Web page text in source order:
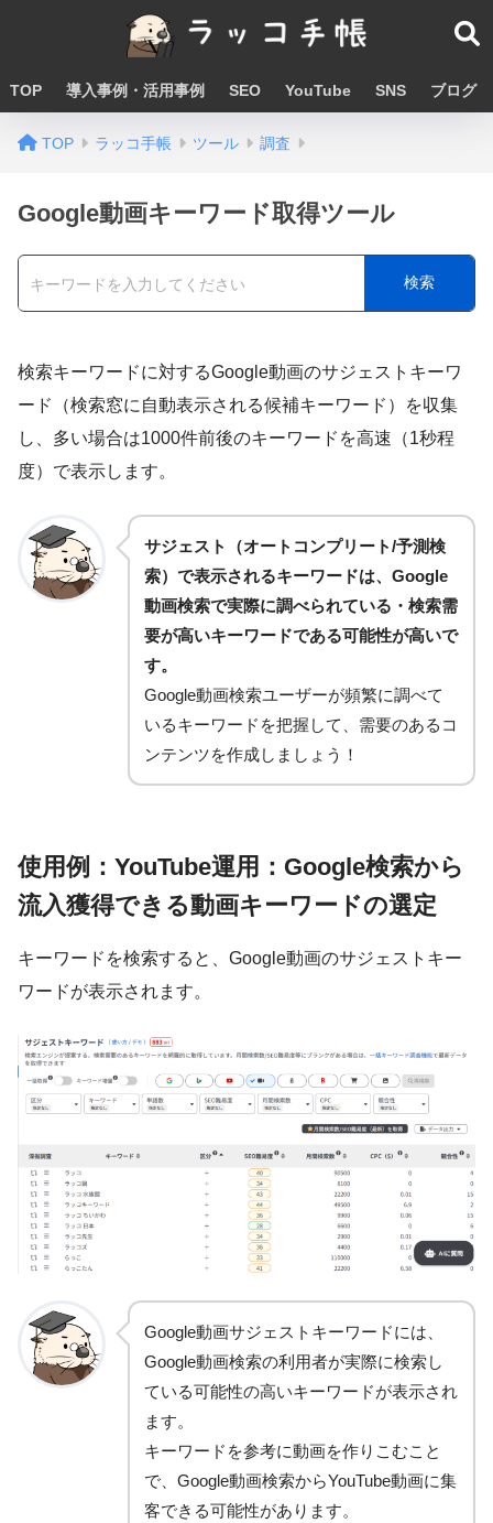
TOP 導入事例・活用事例 SEO YouTube SNS ブログ
TOP ラッコ手帳 ツール 調査
Google動画キーワード取得ツール
検索
検索キーワードに対するGoogle動画のサジェストキーワ
ード（検索窓に自動表示される候補キーワード）を収集
し、多い場合は1000件前後のキーワードを高速（1秒程
度）で表示します。
サジェスト（オートコンプリート/予測検
索）で表示されるキーワードは、Google
動画検索で実際に調べられている・検索需
要が高いキーワードである可能性が高いで
す。
Google動画検索ユーザーが頻繁に調べて
いるキーワードを把握して、需要のあるコ
ンテンツを作成しましょう！
使用例：YouTube運用：Google検索から
流入獲得できる動画キーワードの選定
キーワードを検索すると、Google動画のサジェストキー
ワードが表示されます。
Google動画サジェストキーワードには、
Google動画検索の利用者が実際に検索し
ている可能性の高いキーワードが表示され
ます。
キーワードを参考に動画を作りこむこと
で、Google動画検索からYouTube動画に集
客できる可能性があります。